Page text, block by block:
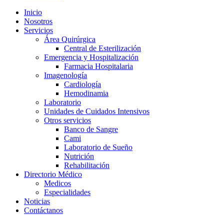
Inicio
Nosotros
Servicios
Área Quirúrgica
Central de Esterilización
Emergencia y Hospitalización
Farmacia Hospitalaria
Imagenología
Cardiología
Hemodinamia
Laboratorio
Unidades de Cuidados Intensivos
Otros servicios
Banco de Sangre
Cami
Laboratorio de Sueño
Nutrición
Rehabilitación
Directorio Médico
Medicos
Especialidades
Noticias
Contáctanos